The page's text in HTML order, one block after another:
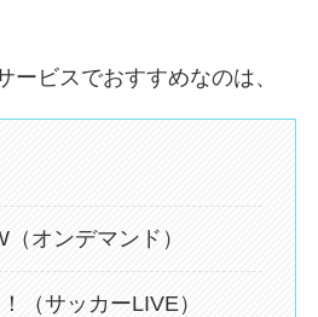
ービスでおすすめなのは、
オンデマンド）
サッカーLIVE）